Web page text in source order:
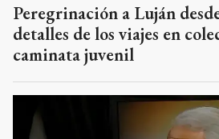
Peregrinación a Luján
detalles de los viajes en
caminata juvenil